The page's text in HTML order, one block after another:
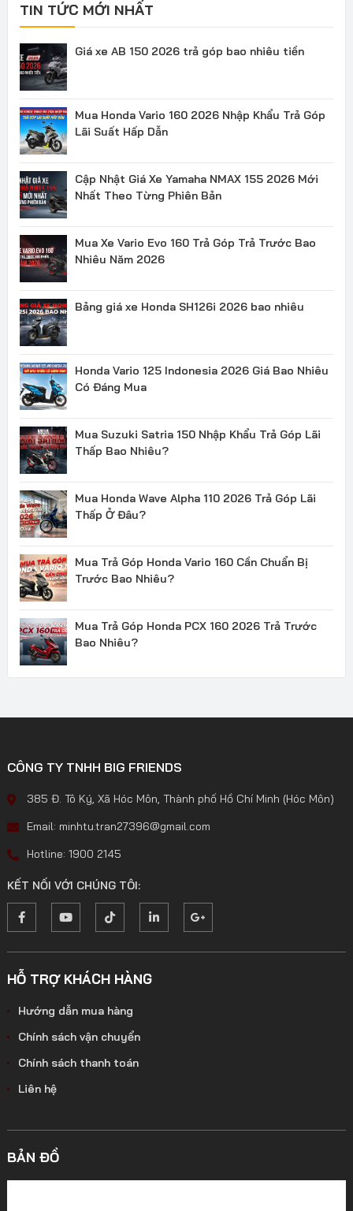
TIN TỨC MỚI NHẤT
Giá xe AB 150 2026 trả góp bao nhiêu tiền
Mua Honda Vario 160 2026 Nhập Khẩu Trả Góp
Lãi Suất Hấp Dẫn
Cập Nhật Giá Xe Yamaha NMAX 155 2026 Mới
Nhất Theo Từng Phiên Bản
Mua Xe Vario Evo 160 Trả Góp Trả Trước Bao
Nhiêu Năm 2026
Bảng giá xe Honda SH126i 2026 bao nhiêu
Honda Vario 125 Indonesia 2026 Giá Bao Nhiêu
Có Đáng Mua
Mua Suzuki Satria 150 Nhập Khẩu Trả Góp Lãi
Thấp Bao Nhiêu?
Mua Honda Wave Alpha 110 2026 Trả Góp Lãi
Thấp Ở Đâu?
Mua Trả Góp Honda Vario 160 Cần Chuẩn Bị
Trước Bao Nhiêu?
Mua Trả Góp Honda PCX 160 2026 Trả Trước
Bao Nhiêu?
CÔNG TY TNHH BIG FRIENDS
385 Đ. Tô Ký, Xã Hóc Môn, Thành phố Hồ Chí Minh (Hóc Môn)
Email: minhtu.tran27396@gmail.com
Hotline: 1900 2145
KẾT NỐI VỚI CHÚNG TÔI:
HỖ TRỢ KHÁCH HÀNG
Hướng dẫn mua hàng
Chính sách vận chuyển
Chính sách thanh toán
Liên hệ
BẢN ĐỒ